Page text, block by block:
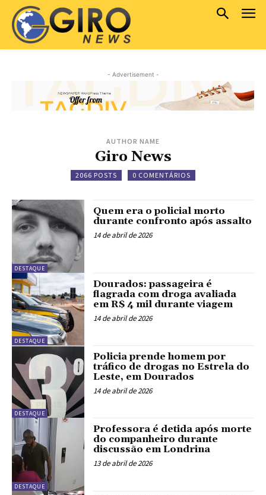
- Advertisement -
AUTHOR NAME
Giro News
2066 POSTS 0 COMENTÁRIOS
DESTAQUE
Quem era o policial morto
durante confronto após assalto
14 de abril de 2026
DESTAQUE
Dourados: passageira é
flagrada com droga avaliada
em R$ 4 mil durante viagem
14 de abril de 2026
DESTAQUE
Policia prende homem por
tráfico de drogas no Estrela do
Leste, em Dourados
14 de abril de 2026
DESTAQUE
Professora é detida após morte
do companheiro durante
discussão em Londrina
13 de abril de 2026